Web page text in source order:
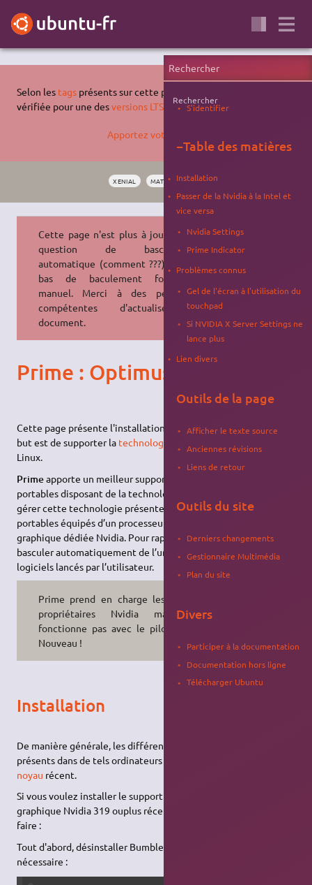
Selon les tags présents sur cette page, celle-ci n'a pas été
vérifiée pour une desversions LTS supportées d'Ubuntu
Apportez votre aide…
XENIAL MATÉRIEL CARTE GRAPHIQUE
Cette page n'est plus à jour : il est
question de basculement
automatique (comment ???) et plus
bas de baculement forcément
manuel. Merci à des personnes
compétentes d'actualiser le
document.
Prime : Optimus sous Linux
Cette page présente l'installation du logicielPrime, dont le
but est de supporter la technologie Optimus de NVIDIA
Linux.
Primeapporte un meilleur support pour les ordinateurs
portables disposant de la technologie Optimus. Il permet de
gérer cette technologie présente dans de nombreux PC
portables équipés d’un processeur Intel et d’une carte
graphique dédiée Nvidia. Pour rappel, Optimus permet de
basculer automatiquement de l’une à l’autre, en fonction des
logiciels lancés par l’utilisateur.
Prime prend en charge les pilotes
propriétaires Nvidia mais ne
fonctionne pas avec le pilote libre
Nouveau !
Installation
De manière générale, les différents composants matériels
présents dans de tels ordinateurs nécessitent l'utilisation d'un
noyau récent.
Si vous voulez installer le support Optimus avec le pilote
graphique Nvidia 319 ouplus récent, voici ce que vous devez
faire :
Tout d'abord, désinstaller Bumblebee et libvdpau-va-gl1 si
nécessaire :
Rechercher
S'identifier
−Table des matières
Installation
Passer de la Nvidia à la Intel et
vice versa
Nvidia Settings
Prime Indicator
Problèmes connus
Gel de l'écran à l'utilisation du
touchpad
Si NVIDIA X Server Settings ne
lance plus
Lien divers
Outils de la page
Afficher le texte source
Anciennes révisions
Liens de retour
Outils du site
Derniers changements
Gestionnaire Multimédia
Plan du site
Divers
Participer à la documentation
Documentation hors ligne
Télécharger Ubuntu